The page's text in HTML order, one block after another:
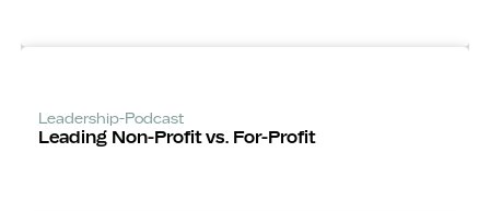
Leadership-Podcast
Leading Non-Profit vs. For-Profit